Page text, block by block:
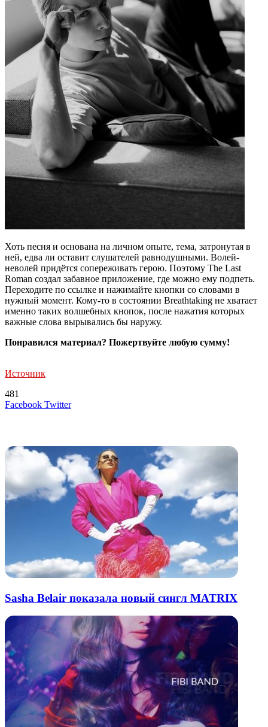
Хоть песня и основана на личном опыте, тема, затронутая в
ней, едва ли оставит слушателей равнодушными. Волей-
неволей придётся сопереживать герою. Поэтому The Last
Roman создал забавное приложение, где можно ему подпеть.
Переходите по ссылке и нажимайте кнопки со словами в
нужный момент. Кому-то в состоянии Breathtaking не хватает
именно таких волшебных кнопок, после нажатия которых
важные слова вырывались бы наружу.
Понравился материал? Пожертвуйте любую сумму!
Источник
481
Facebook TwitterLinkedIn
Tumblr
Reddit
Вконтакте
Одноклассники
Skype
Messenger
Messenger
WhatsApp
Telegram
Viber
Line
Поделиться
Печатать
Sasha Belair показала новый сингл MATRIX